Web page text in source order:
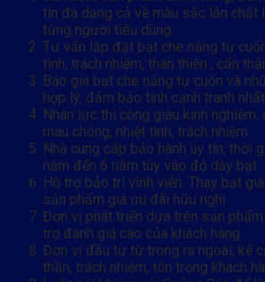
tín đa dạng cả về màu sắc lẫn chất
từng người tiêu dùng
Tư vấn lắp đặt bạt che nắng tự
tình, trách nhiệm, thân thiện , cẩn
Báo giá bạt che nắng tự cuốn và
hợp lý, đảm bảo tính cạnh tranh
Nhân lực thi công giàu kinh
mau chóng, nhiệt tình, trách nhiệm
Nhà cung cấp bảo hành uy tín, thời
năm đến 6 năm tùy vào độ dày bạt
Hỗ trợ bảo trì vĩnh viễn. Thay bạt
sản phẩm giá ưu đãi hữu nghị
Đơn vị phát triển dựa trên sản
trợ đánh giá cao của khách hàng.
Đơn vị đầu tư từ trong ra ngoài, kể
thần, trách nhiệm, tôn trọng khách